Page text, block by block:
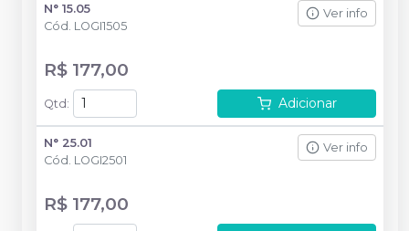
N° 15.05
Cód. LOGI1505
Ver info
R$ 177,00
Qtd: Adicionar
N° 25.01
Cód. LOGI2501
Ver info
R$ 177,00